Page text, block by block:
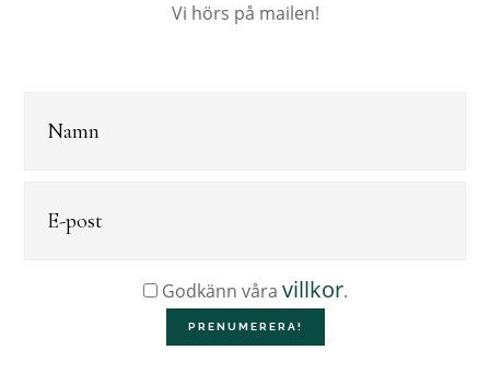
Vi hörs på mailen!
Godkänn våra villkor.